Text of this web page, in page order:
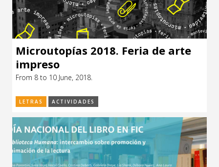
Microutopías 2018. Feria de arte
impreso
From 8 to 10 June, 2018.
LETRAS ACTIVIDADES